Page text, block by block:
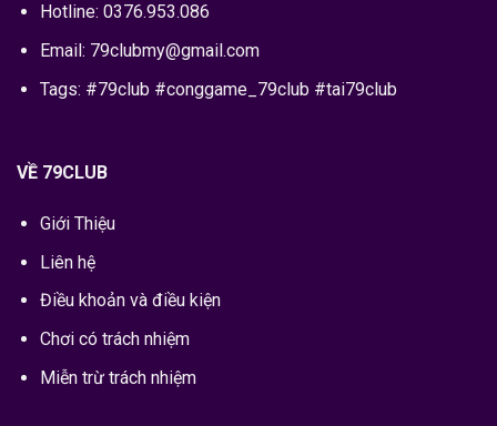
Hotline: 0376.953.086
Email: 79clubmy@gmail.com
Tags: #79club #conggame_79club #tai79club
VỀ 79CLUB
Giới Thiệu
Liên hệ
Điều khoản và điều kiện
Chơi có trách nhiệm
Miễn trừ trách nhiệm